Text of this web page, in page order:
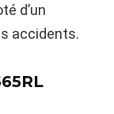
d’un
accidents.